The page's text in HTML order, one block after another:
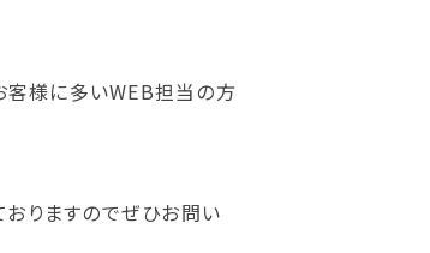
客様に多いWEB担当の方
りますのでぜひお問い